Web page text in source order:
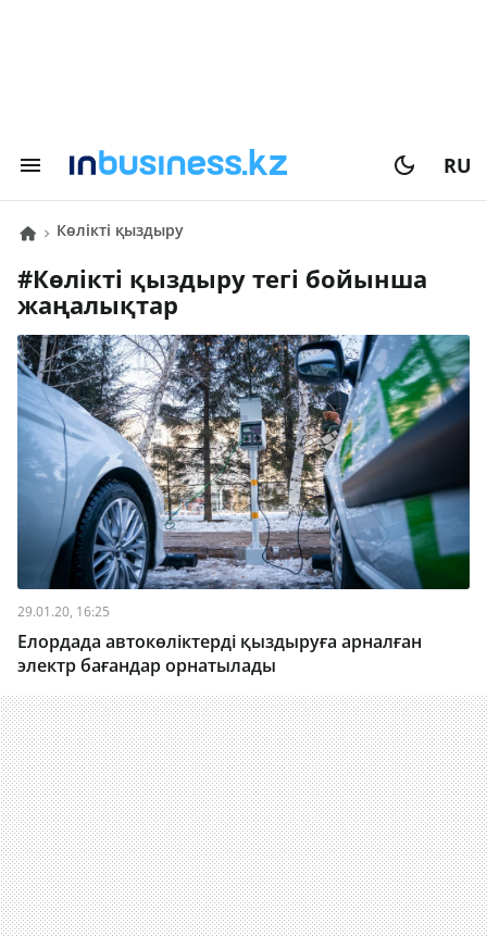
RU
көлікті қыздыру
# көлікті қыздыру тегі бойынша
жаңалықтар
29.01.20, 16:25
Елордада автокөліктерді қыздыруға арналған
электр бағандар орнатылады